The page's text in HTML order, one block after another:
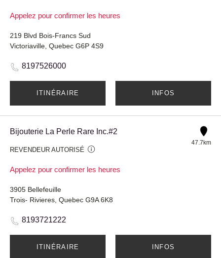
Appelez pour confirmer les heures
219 Blvd Bois-Francs Sud
Victoriaville, Quebec G6P 4S9
8197526000
ITINÉRAIRE INFOS
Bijouterie La Perle Rare Inc.#2
REVENDEUR AUTORISÉ
Appelez pour confirmer les heures
47.7km
3905 Bellefeuille
Trois- Rivieres, Quebec G9A 6K8
8193721222
ITINÉRAIRE INFOS